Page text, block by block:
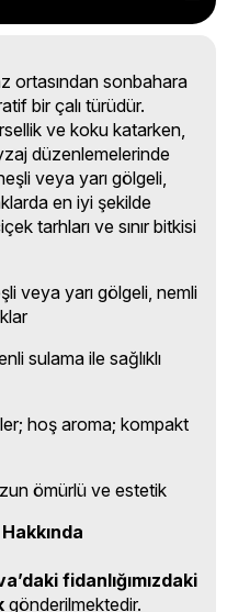
ortasından sonbahara
bir çalı türüdür.
ve koku katarken,
düzenlemelerinde
veya yarı gölgeli,
en iyi şekilde
tarhları ve sınır bitkisi
veya yarı gölgeli, nemli
sulama ile sağlıklı
hoş aroma; kompakt
ömürlü ve estetik
fidanlığımızdaki
gönderilmektedir.